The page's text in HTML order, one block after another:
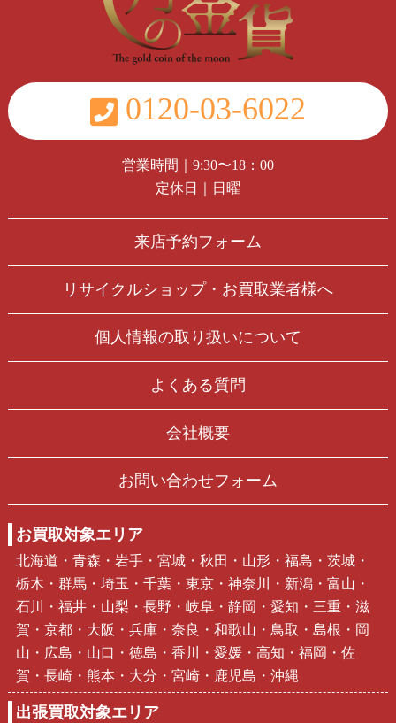
0120-03-6022
営業時間｜9:30〜18：00
定休日｜日曜
来店予約フォーム
リサイクルショップ・お買取業者様へ
個人情報の取り扱いについて
よくある質問
会社概要
お問い合わせフォーム
お買取対象エリア
北海道・青森・岩手・宮城・秋田・山形・福島・茨城・
栃木・群馬・埼玉・千葉・東京・神奈川・新潟・富山・
石川・福井・山梨・長野・岐阜・静岡・愛知・三重・滋
賀・京都・大阪・兵庫・奈良・和歌山・鳥取・島根・岡
山・広島・山口・徳島・香川・愛媛・高知・福岡・佐
賀・長崎・熊本・大分・宮崎・鹿児島・沖縄
出張買取対象エリア